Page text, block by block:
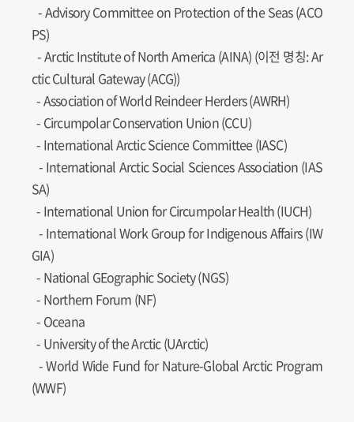
- Advisory Committee on Protection of the Seas (ACO
PS)
- Arctic Institute of North America (AINA) (이전 명칭: Ar
ctic Cultural Gateway (ACG))
- Association of World Reindeer Herders (AWRH)
- Circumpolar Conservation Union (CCU)
- International Arctic Science Committee (IASC)
- International Arctic Social Sciences Association (IAS
SA)
- International Union for Circumpolar Health (IUCH)
- International Work Group for Indigenous Affairs (IW
GIA)
- National GEographic Society (NGS)
- Northern Forum (NF)
- Oceana
- University of the Arctic (UArctic)
- World Wide Fund for Nature-Global Arctic Program
(WWF)